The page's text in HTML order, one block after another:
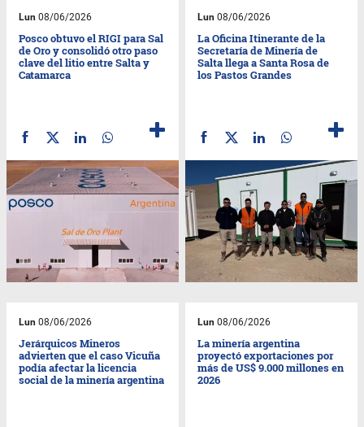
Lun 08/06/2026
Posco obtuvo el RIGI para Sal
de Oro y consolidó otro paso
clave del litio entre Salta y
Catamarca
Lun 08/06/2026
La Oficina Itinerante de la
Secretaría de Minería de
Salta llega a Santa Rosa de
los Pastos Grandes
Lun 08/06/2026
Jerárquicos Mineros
advierten que el caso Vicuña
podía afectar la licencia
social de la minería argentina
Lun 08/06/2026
La minería argentina
proyectó exportaciones por
más de US$ 9.000 millones en
2026